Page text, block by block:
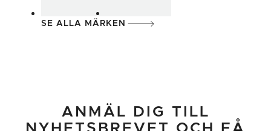
SE ALLA MÄRKEN
ANMÄL DIG TILL